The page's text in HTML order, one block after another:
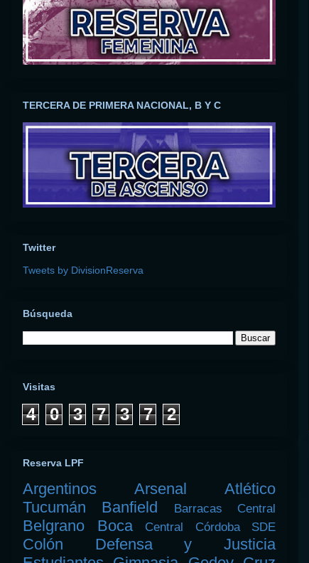
TERCERA DE PRIMERA NACIONAL, B Y C
Twitter
Tweets by DivisionReserva
Búsqueda
Visitas
4 0 3 7 3 7 2
Reserva LPF
Argentinos Arsenal
Atlético
Tucumán
Banfield Barracas Central
Belgrano Boca Central Córdoba SDE
Colón
Defensa y Justicia